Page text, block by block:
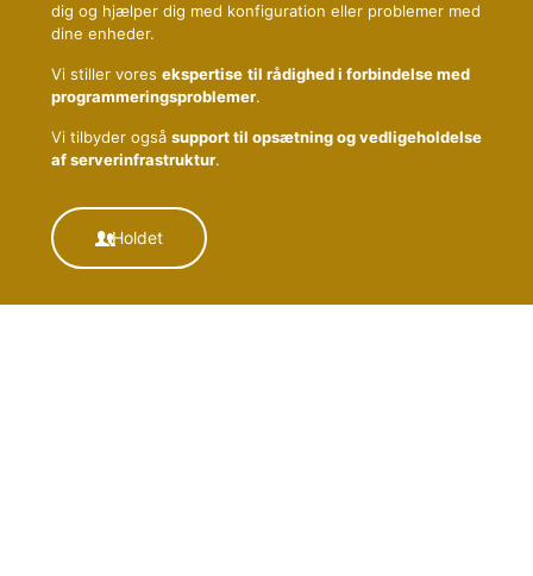
dig og hjælper dig med konfiguration eller problemer med
dine enheder.
Vi stiller vores ekspertise til rådighed i forbindelse med
programmeringsproblemer.
Vi tilbyder også support til opsætning og vedligeholdelse
af serverinfrastruktur.
Holdet